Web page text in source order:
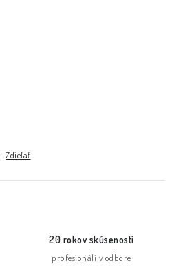
Zdieľať
20 rokov skúseností
profesionáli v odbore